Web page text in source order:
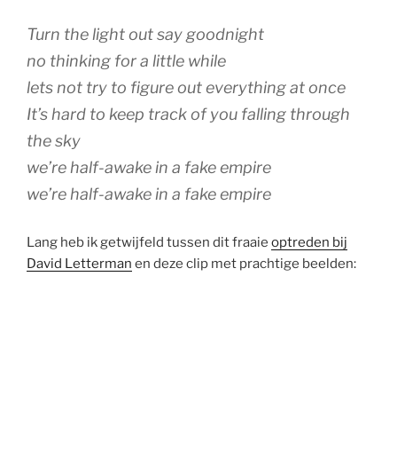
Turn the light out say goodnight
no thinking for a little while
lets not try to figure out everything at once
It’s hard to keep track of you falling through
the sky
we’re half-awake in a fake empire
we’re half-awake in a fake empire
Lang heb ik getwijfeld tussen dit fraaie optreden bij
David Letterman en deze clip met prachtige beelden: